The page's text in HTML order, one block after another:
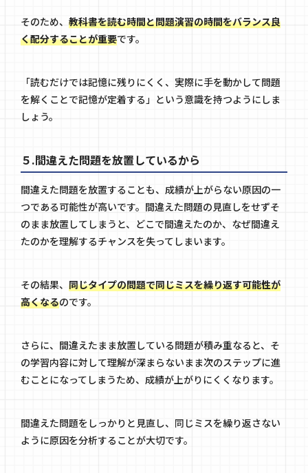
そのため、 教科書を読む時間と問題演習の時間をバランス良
く配分することが重要です。
「読むだけでは記憶に残りにくく、実際に手を動かして問題
を解くことで記憶が定着する」という意識を持つようにしま
しょう。
５.間違えた問題を放置しているから
間違えた問題を放置することも、成績が上がらない原因の一
つである可能性が高いです。間違えた問題の見直しをせずそ
のまま放置してしまうと、どこで間違えたのか、なぜ間違え
たのかを理解するチャンスを失ってしまいます。
その結果、 同じタイプの問題で同じミスを繰り返す可能性が
高くなるのです。
さらに、間違えたまま放置している問題が積み重なると、そ
の学習内容に対して理解が深まらないまま次のステップに進
むことになってしまうため、成績が上がりにくくなります。
間違えた問題をしっかりと見直し、同じミスを繰り返さない
ように原因を分析することが大切です。